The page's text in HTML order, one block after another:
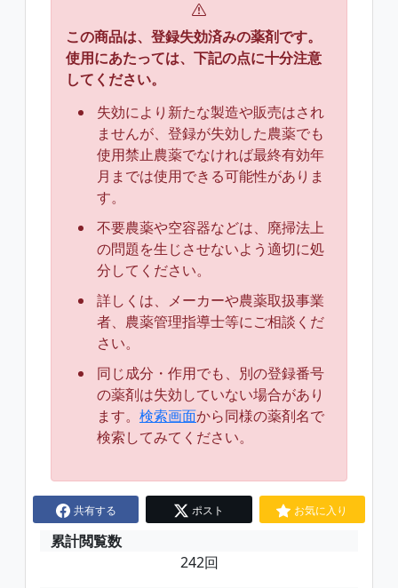
この商品は、登録失効済みの薬剤です。
使用にあたっては、下記の点に十分注意
してください。
失効により新たな製造や販売はされ
ませんが、登録が失効した農薬でも
使用禁止農薬でなければ最終有効年
月までは使用できる可能性がありま
す。
不要農薬や空容器などは、廃掃法上
の問題を生じさせないよう適切に処
分してください。
詳しくは、メーカーや農薬取扱事業
者、農薬管理指導士等にご相談くだ
さい。
同じ成分・作用でも、別の登録番号
の薬剤は失効していない場合があり
ます。 検索画面から同様の薬剤名で
検索してみてください。
共有する ポスト お気に入り
累計閲覧数
242回